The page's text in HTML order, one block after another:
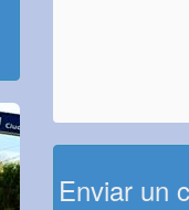
Enviar un